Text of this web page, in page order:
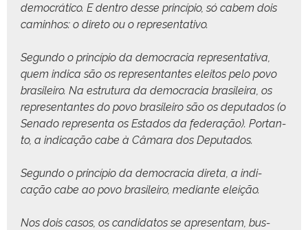
democráti­co. E den­tro desse princí­pio, só cabem dois
cam­in­hos: o dire­to ou o representativo.
Segun­do o princí­pio da democ­ra­cia rep­re­sen­ta­ti­va,
quem indi­ca são os rep­re­sen­tantes eleitos pelo povo
brasileiro. Na estru­tu­ra da democ­ra­cia brasileira, os
rep­re­sen­tantes do povo brasileiro são os dep­uta­dos (o
Sena­do rep­re­sen­ta os Esta­dos da fed­er­ação). Por­tan­
to, a indi­cação cabe à Câmara dos Deputados.
Segun­do o princí­pio da democ­ra­cia dire­ta, a indi­
cação cabe ao povo brasileiro, medi­ante eleição.
Nos dois casos, os can­didatos se apre­sen­tam, bus­